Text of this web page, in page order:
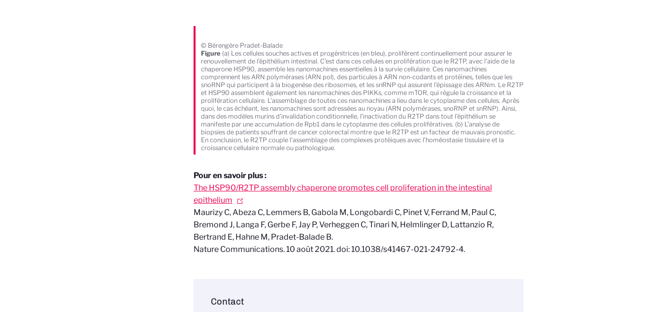
© Bérengère Pradet-Balade
Figure (a) Les cellules souches actives et progénitrices (en bleu), prolifèrent continuellement pour assurer le
renouvellement de l’épithélium intestinal. C’est dans ces cellules en prolifération que le R2TP, avec l’aide de la
chaperone HSP90, assemble les nanomachines essentielles à la survie cellulaire. Ces nanomachines
comprennent les ARN polymérases (ARN pol), des particules à ARN non-codants et protéines, telles que les
snoRNP qui participent à la biogenèse des ribosomes, et les snRNP qui assurent l’épissage des ARNm. Le R2TP
et HSP90 assemblent également les nanomachines des PIKKs, comme mTOR, qui régule la croissance et la
prolifération cellulaire. L’assemblage de toutes ces nanomachines a lieu dans le cytoplasme des cellules. Après
quoi, le cas échéant, les nanomachines sont adressées au noyau (ARN polymérases, snoRNP et snRNP). Ainsi,
dans des modèles murins d’invalidation conditionnelle, l’inactivation du R2TP dans tout l’épithélium se
manifeste par une accumulation de Rpb1 dans le cytoplasme des cellules prolifératives. (b) L’analyse de
biopsies de patients souffrant de cancer colorectal montre que le R2TP est un facteur de mauvais pronostic.
En conclusion, le R2TP couple l’assemblage des complexes protéiques avec l’homéostasie tissulaire et la
croissance cellulaire normale ou pathologique.
Pour en savoir plus :
The HSP90/R2TP assembly chaperone promotes cell proliferation in the intestinal
epithelium
Maurizy C, Abeza C, Lemmers B, Gabola M, Longobardi C, PinetV, Ferrand M, Paul C,
Bremond J, Langa F, Gerbe F, Jay P, Verheggen C, Tinari N, Helmlinger D, Lattanzio R,
Bertrand E, Hahne M, Pradet-Balade B.
Nature Communications. 10 août 2021. doi:10.1038/s41467-021-24792-4.
Contact